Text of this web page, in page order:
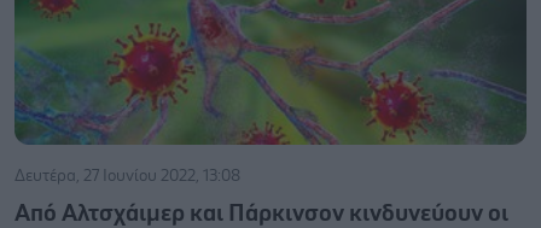
Δευτέρα, 27 Ιουνίου 2022, 13:08
Από Αλτσχάιμερ και Πάρκινσον κινδυνεύουν οι